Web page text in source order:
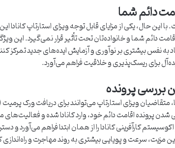
دائم شما
حال، یکی از مزایای قابل توجه ویزای استارتاپ کانادا
شما و خانواده‌تان تحت تأثیر قرار نمی‌گیرد. این
به نفس بیشتری بر نوآوری و آزمایش ایده‌های جدید تمرکز
برای ریسک‌پذیری و خلاقیت فراهم می‌آورد.
بررسی پرونده
ویزای استارتاپ می‌توانند برای دریافت ورک پرمیت
پرونده اقامت دائم خود، وارد کانادا شده و فعالیت‌های
کارآفرینی کانادا را از همان ابتدا فراهم می‌آورد و
مزیت، سرعت و پویایی بیشتری به روند مهاجرت و